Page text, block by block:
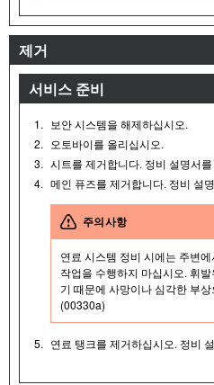
제거
서비스 준비
1.
보안 시스템을 해제하십시오.
2.
오토바이를 올리십시오.
3. 시트를 제거합니다. 정비 설명서
4. 메인 퓨즈를 제거합니다. 정비 설
주의사항
연료 시스템 정비 시에는 주변
작업을 수행하지 마십시오. 휘
기 때문에 사망이나 심각한 부
(00330a)
5. 연료 탱크를 제거하십시오. 정비